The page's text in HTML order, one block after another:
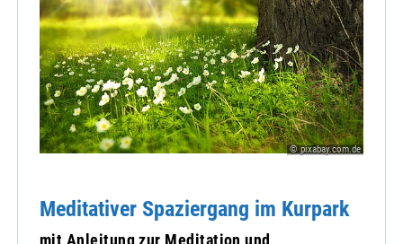
© pixabay.com.de
Meditativer Spaziergang im Kurpark
mit Anleitung zur Meditation und